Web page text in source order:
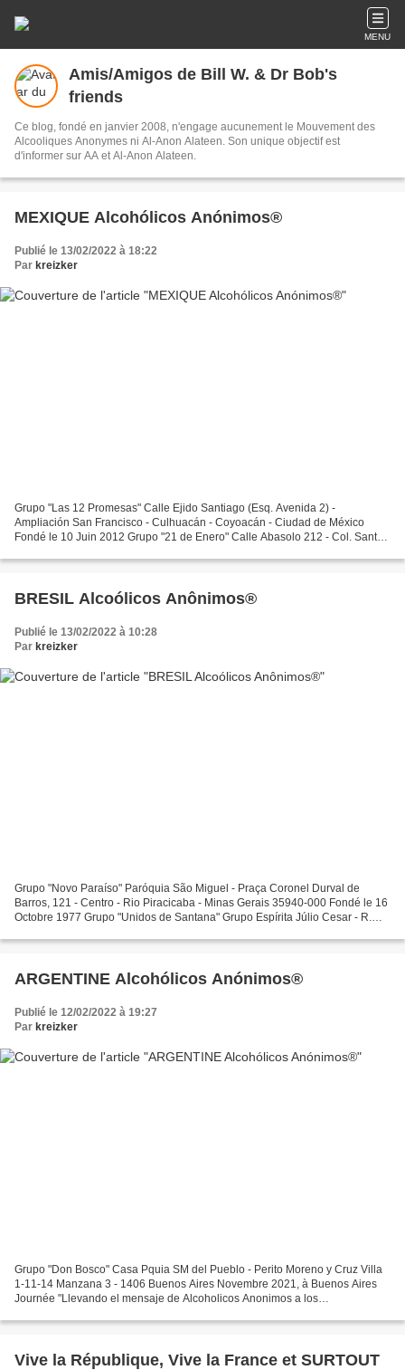
MENU
Amis/Amigos de Bill W. & Dr Bob's
friends
Ce blog, fondé en janvier 2008, n'engage aucunement le Mouvement des
Alcooliques Anonymes ni Al-Anon Alateen. Son unique objectif est
d'informer sur AA et Al-Anon Alateen.
MEXIQUE Alcohólicos Anónimos®
Publié le 13/02/2022 à 18:22
Par kreizker
Grupo "Las 12 Promesas" Calle Ejido Santiago (Esq. Avenida 2) -
Ampliación San Francisco - Culhuacán - Coyoacán - Ciudad de México
Fondé le 10 Juin 2012 Grupo "21 de Enero" Calle Abasolo 212 - Col. Santa
BRESIL Alcoólicos Anônimos®
Publié le 13/02/2022 à 10:28
Par kreizker
Grupo "Novo Paraíso" Paróquia São Miguel - Praça Coronel Durval de
Barros, 121 - Centro - Rio Piracicaba - Minas Gerais 35940-000 Fondé le 16
Octobre 1977 Grupo "Unidos de Santana" Grupo Espírita Júlio Cesar - R.
ARGENTINE Alcohólicos Anónimos®
Publié le 12/02/2022 à 19:27
Par kreizker
Grupo "Don Bosco" Casa Pquia SM del Pueblo - Perito Moreno y Cruz Villa
1-11-14 Manzana 3 - 1406 Buenos Aires Novembre 2021, à Buenos Aires
Journée "Llevando el mensaje de Alcoholicos Anonimos a los
Vive la République, Vive la France et SURTOUT